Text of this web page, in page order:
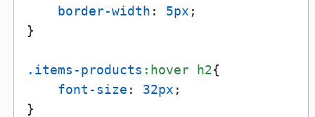
border-width : 5px ;
}
.items-products :hover h2{
font-size : 32px ;
}